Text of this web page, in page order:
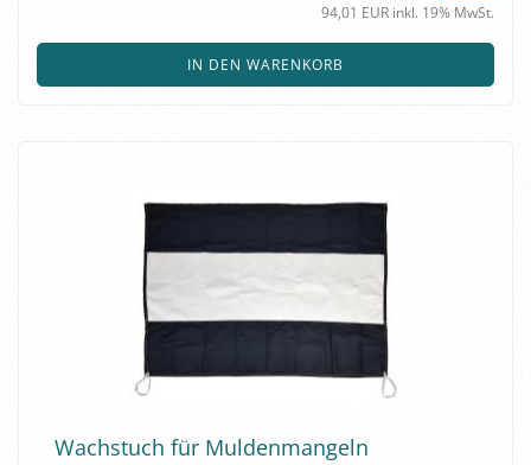
94,01 EUR inkl. 19% MwSt.
IN DEN WARENKORB
Wachs­tuch für Mul­den­man­geln